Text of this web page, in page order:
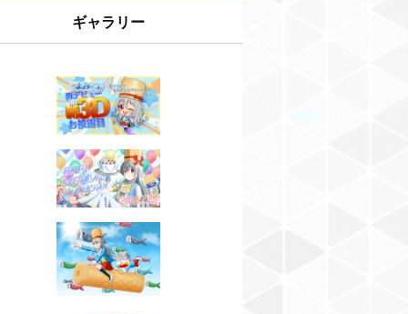
ギャラリー